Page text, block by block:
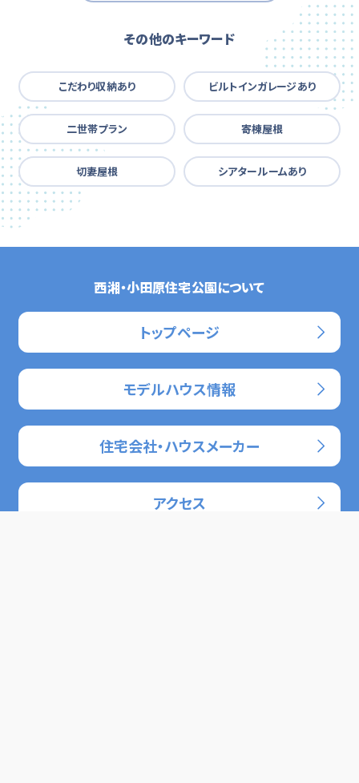
その他のキーワード
こだわり収納あり ビルトインガレージあり
二世帯プラン 寄棟屋根
切妻屋根 シアタールームあり
西湘・小田原住宅公園について
トップページ
モデルハウス情報
住宅会社・ハウスメーカー
アクセス